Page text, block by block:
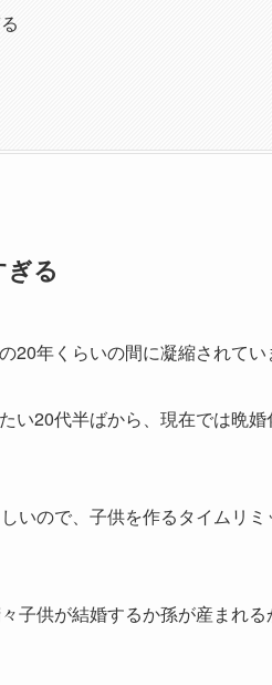
る
年くらいの間に凝縮されてい
い20代半ばから、現在では晩
いので、子供を作るタイムリミ
子供が結婚するか孫が産まれ